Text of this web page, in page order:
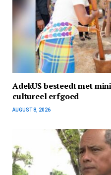
AdekUS besteedt met
cultureel erfgoed
AUGUST 8, 2026